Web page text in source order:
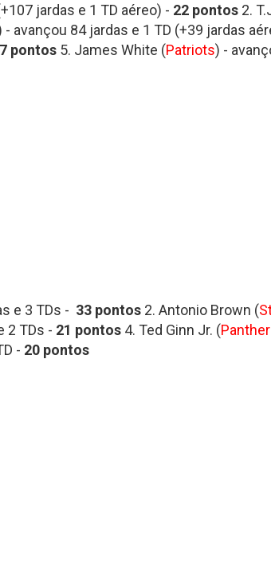
jardas e 1 TD aéreo) - 22 pontos 2.
- avançou 84 jardas e 1 TD (+39 jardas
pontos 5. James White (Patriots) -
e 3 TDs - 33 pontos 2. Antonio Brown (
2 TDs - 21 pontos 4. Ted Ginn Jr. (
- 20 pontos